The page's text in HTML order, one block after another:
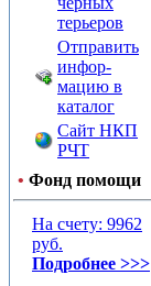
терьеров
Отправить
инфор-
мацию в
каталог
Сайт НКП
РЧТ
• Фонд помощи
На счету: 9962
руб.
Подробнее >>>